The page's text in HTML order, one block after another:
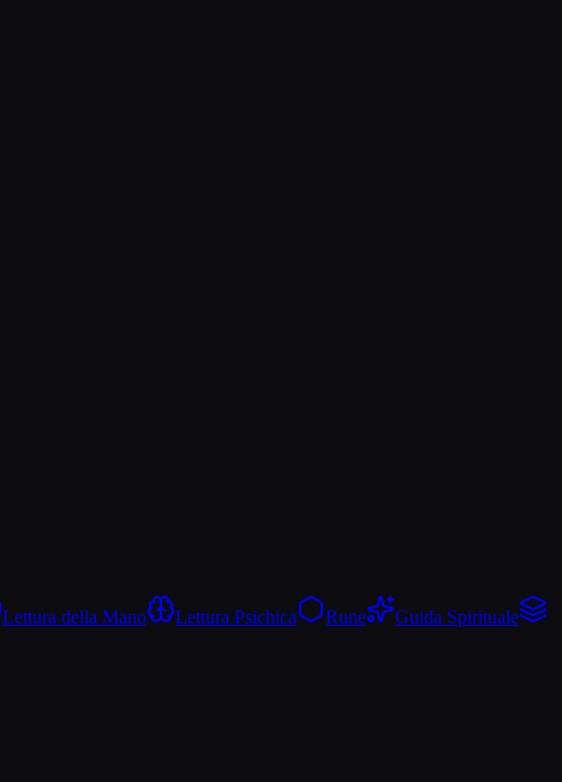
Lettura della Mano Lettura Psichica Rune
Guida Spirituale